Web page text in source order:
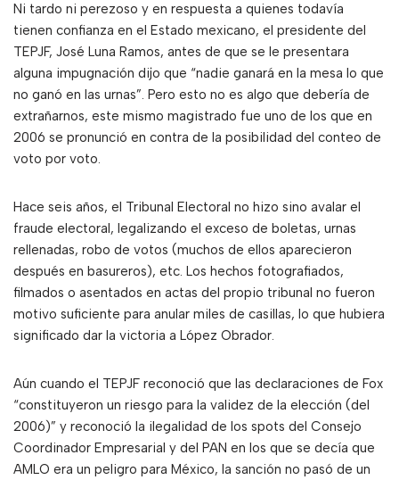
Ni tardo ni perezoso y en respuesta a quienes todavía
tienen confianza en el Estado mexicano, el presidente del
TEPJF, José Luna Ramos, antes de que se le presentara
alguna impugnación dijo que “nadie ganará en la mesa lo que
no ganó en las urnas”. Pero esto no es algo que debería de
extrañarnos, este mismo magistrado fue uno de los que en
2006 se pronunció en contra de la posibilidad del conteo de
voto por voto.
Hace seis años, el Tribunal Electoral no hizo sino avalar el
fraude electoral, legalizando el exceso de boletas, urnas
rellenadas, robo de votos (muchos de ellos aparecieron
después en basureros), etc. Los hechos fotografiados,
filmados o asentados en actas del propio tribunal no fueron
motivo suficiente para anular miles de casillas, lo que hubiera
significado dar la victoria a López Obrador.
Aún cuando el TEPJF reconoció que las declaraciones de Fox
“constituyeron un riesgo para la validez de la elección (del
2006)” y reconoció la ilegalidad de los spots del Consejo
Coordinador Empresarial y del PAN en los que se decía que
AMLO era un peligro para México, la sanción no pasó de un